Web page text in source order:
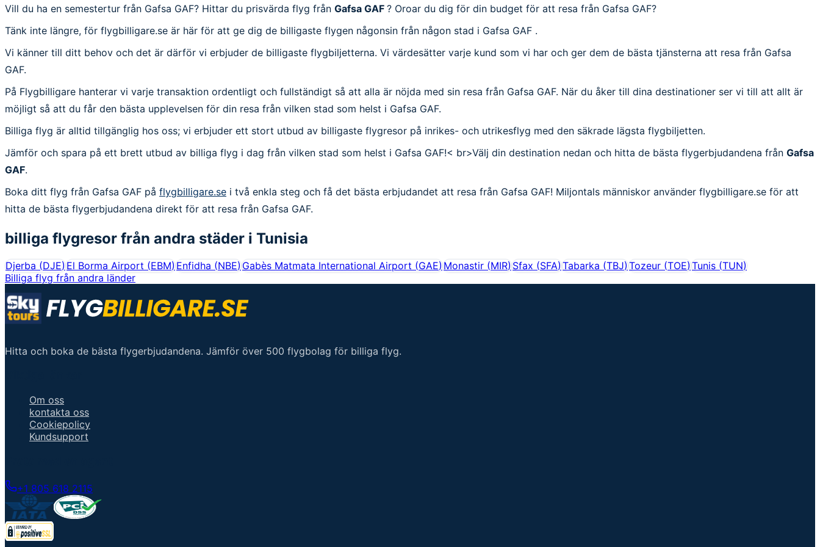
Vill du ha en semestertur från Gafsa GAF? Hittar du prisvärda flyg från Gafsa GAF ? Oroar du dig för din budget för att resa från Gafsa GAF?
Tänk inte längre, för flygbilligare.se är här för att ge dig de billigaste flygen någonsin från någon stad i Gafsa GAF .
Vi känner till ditt behov och det är därför vi erbjuder de billigaste flygbiljetterna. Vi värdesätter varje kund som vi har och ger dem de bästa tjänsterna att resa från Gafsa
GAF.
På Flygbilligare hanterar vi varje transaktion ordentligt och fullständigt så att alla är nöjda med sin resa från Gafsa GAF. När du åker till dina destinationer ser vi till att allt är
möjligt så att du får den bästa upplevelsen för din resa från vilken stad som helst i Gafsa GAF.
Billiga flyg är alltid tillgänglig hos oss; vi erbjuder ett stort utbud av billigaste flygresor på inrikes- och utrikesflyg med den säkrade lägsta flygbiljetten.
Jämför och spara på ett brett utbud av billiga flyg i dag från vilken stad som helst i Gafsa GAF!< br>Välj din destination nedan och hitta de bästa flygerbjudandena från Gafsa
GAF.
Boka ditt flyg från Gafsa GAF på flygbilligare.se i två enkla steg och få det bästa erbjudandet att resa från Gafsa GAF! Miljontals människor använder flygbilligare.se för att
hitta de bästa flygerbjudandena direkt för att resa från Gafsa GAF.
billiga flygresor från andra städer i Tunisia
Djerba (DJE)El Borma Airport (EBM)Enfidha (NBE)Gabès Matmata International Airport (GAE)Monastir (MIR)Sfax (SFA)Tabarka (TBJ)Tozeur (TOE)Tunis (TUN)
Billiga flyg från andra länder
Hitta och boka de bästa flygerbjudandena. Jämför över 500 flygbolag för billiga flyg.
Om oss
kontakta oss
Cookiepolicy
Kundsupport
+1 805 618 2115